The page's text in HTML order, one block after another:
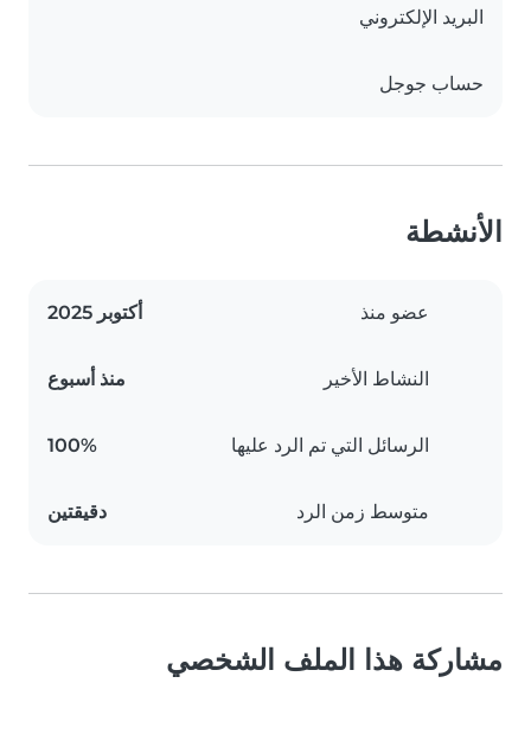
البريد الإلكتروني
حساب جوجل
الأنشطة
عضو منذ أكتوبر 2025
النشاط الأخير منذ أسبوع
الرسائل التي تم الرد عليها 100%
متوسط زمن الرد دقيقتين
مشاركة هذا الملف الشخصي